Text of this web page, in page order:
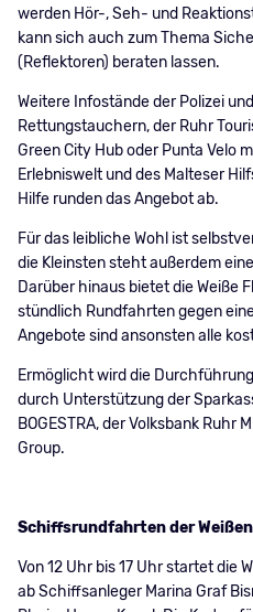
werden Hör-, Seh- und
kann sich auch zum Thema
(Reflektoren) beraten lassen.
Weitere Infostände der Polizei
Rettungstauchern, der Ruhr
Green City Hub oder Punta Velo
Erlebniswelt und des Malteser
Hilfe runden das Angebot ab.
Für das leibliche Wohl ist
die Kleinsten steht außerdem
Darüber hinaus bietet die Weiße
stündlich Rundfahrten gegen
Angebote sind ansonsten alle
Ermöglicht wird die
durch Unterstützung der
BOGESTRA, der Volksbank Ruhr
Group.
Schiffsrundfahrten der
Von 12 Uhr bis 17 Uhr startet die
ab Schiffsanleger Marina Graf